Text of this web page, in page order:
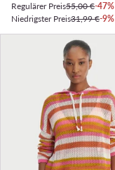
Regulärer Preis55,00 €-47%
Niedrigster Preis31,99 €-9%